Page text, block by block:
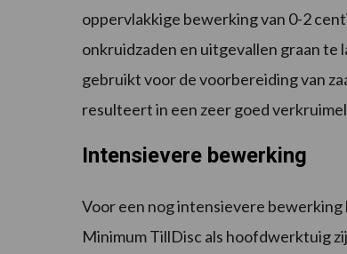
oppervlakkige bewerking van 0-2
onkruidzaden en uitgevallen graan te
gebruikt voor de voorbereiding van
resulteert in een zeer goed
Intensievere bewerking
Voor een nog intensievere
Minimum TillDisc als hoofdwerktuig